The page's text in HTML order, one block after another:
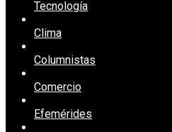
Tecnología
Clima
Columnistas
Comercio
Efemérides